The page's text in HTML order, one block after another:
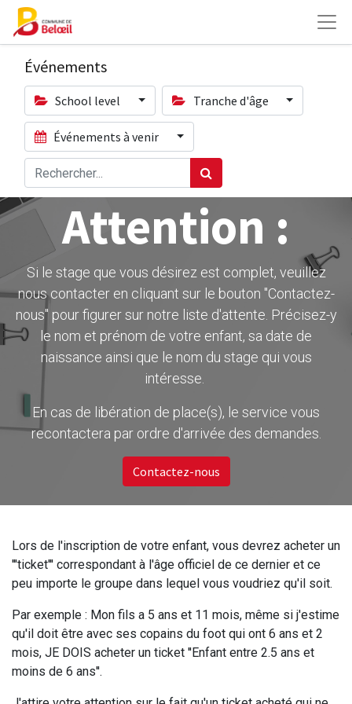
Événements
School level Tranche d'âge
Événements à venir
Attention :
Si le stage que vous désirez est complet, veuillez
nous contacter en cliquant sur le bouton ''Contactez-
nous" pour figurer sur notre liste d'attente. Précisez-y
le nom et prénom de votre enfant, sa date de
naissance ainsi que le nom du stage qui vous
intéresse.
En cas de libération de place(s), le service vous
recontactera par ordre d'arrivée des demandes.
Contactez-nous
Lors de l'inscription de votre enfant, vous devrez acheter un
'''ticket''' correspondant à l'âge officiel de ce dernier et ce
peu importe le groupe dans lequel vous voudriez qu'il soit.
Par exemple : Mon fils a 5 ans et 11 mois, même si j'estime
qu'il doit être avec ses copains du foot qui ont 6 ans et 2
mois, JE DOIS acheter un ticket ''Enfant entre 2.5 ans et
moins de 6 ans''.